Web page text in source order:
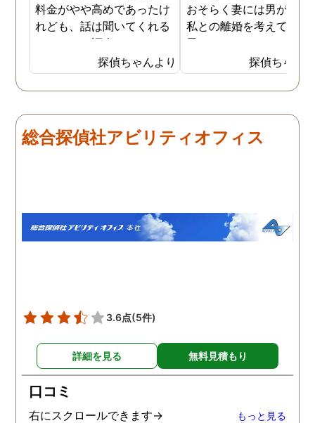
料金がやや高めであったけ
れども、話は聞いてくれる
しきちんと調査してくれる
しで非常に満足していま
す。調査が終わった後もし
っかりとサポートしていた
になりました。さすが調査
のプロフェッショナルだと
探偵ちゃんより
おそらく妻には男がおり
私との離婚を考えている
思います。そこでどうせ
婚をするのならと思い、
の不倫の証拠を押さえて
から離婚を提案すること
みの日に妻は外出するこ
が多く、探偵にもその旨
入り、妻が男とラブホテ
に入って行った瞬間を押
えたとのことでした。あ
探偵ちゃん
総合探偵社アビリティオフィス
3.6点(5件)
詳細を見る 無料見積もり
口コミ
右にスクロールできます→ もっと見る